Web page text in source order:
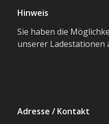
Hinweis
Sie haben die
unserer Ladestationen
Adresse / Kontakt